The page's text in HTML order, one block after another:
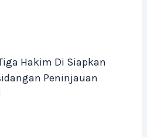
Hakim Di Siapkan
Peninjauan